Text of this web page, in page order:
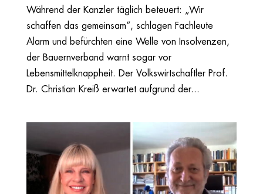
Während der Kanzler täglich beteuert: „Wir
schaffen das gemeinsam“, schlagen Fachleute
Alarm und befürchten eine Welle von Insolvenzen,
der Bauernverband warnt sogar vor
Lebensmittelknappheit. Der Volkswirtschaftler Prof.
Dr. Christian Kreiß erwartet aufgrund der...